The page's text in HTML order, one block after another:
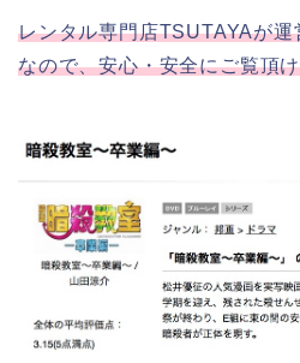
レンタル専門店TSUTAYAが
なので、安心・安全にご覧頂